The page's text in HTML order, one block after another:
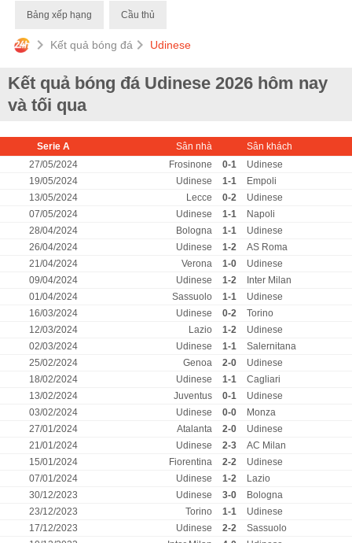
Bảng xếp hạng Cầu thủ
Kết quả bóng đá Udinese
Kết quả bóng đá Udinese 2026 hôm nay
và tối qua
Serie A Sân nhà
Sân khách
27/05/2024
Frosinone 0-1
Udinese
19/05/2024
Udinese 1-1
Empoli
13/05/2024
Lecce 0-2
Udinese
07/05/2024
Udinese 1-1
Napoli
28/04/2024
Bologna 1-1
Udinese
26/04/2024
Udinese 1-2
AS Roma
21/04/2024
Verona 1-0
Udinese
09/04/2024
Udinese 1-2
Inter Milan
01/04/2024
Sassuolo 1-1
Udinese
16/03/2024
Udinese 0-2
Torino
12/03/2024
Lazio 1-2
Udinese
02/03/2024
Udinese 1-1
Salernitana
25/02/2024
Genoa 2-0
Udinese
18/02/2024
Udinese 1-1
Cagliari
13/02/2024
Juventus 0-1
Udinese
03/02/2024
Udinese 0-0
Monza
27/01/2024
Atalanta 2-0
Udinese
21/01/2024
Udinese 2-3
AC Milan
15/01/2024
Fiorentina 2-2
Udinese
07/01/2024
Udinese 1-2
Lazio
30/12/2023
Udinese 3-0
Bologna
23/12/2023
Torino 1-1
Udinese
17/12/2023
Udinese 2-2
Sassuolo